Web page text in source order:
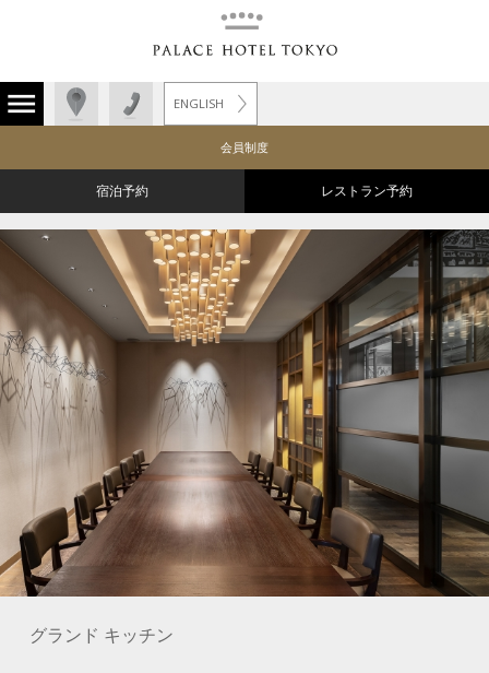
ENGLISH
会員制度
宿泊予約 レストラン予約
グランド キッチン